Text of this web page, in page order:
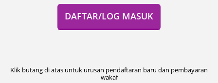
DAFTAR/LOG MASUK
Klik butang di atas untuk urusan pendaftaran baru dan pembayaran
wakaf